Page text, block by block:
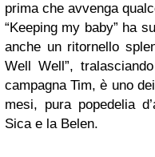
prima che avvenga
“Keeping my baby” ha
anche un ritornello
Well Well”,
campagna Tim, è uno
mesi, pura popedelia
Sica e la Belen.